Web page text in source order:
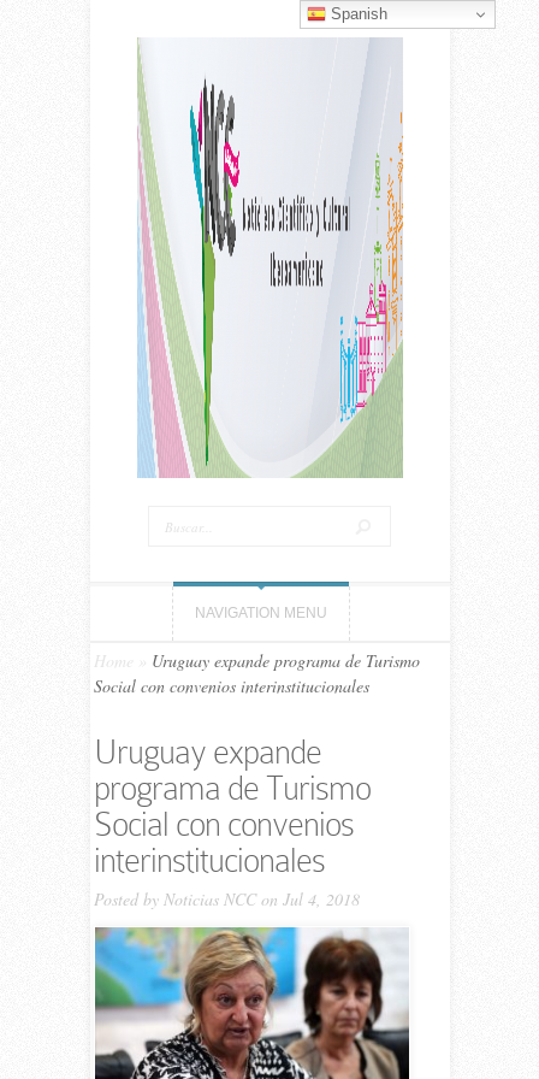
NAVIGATION MENU
Home
Uruguay expande programa de Turismo
Social con convenios interinstitucionales
Uruguay expande
programa de Turismo
Social con convenios
interinstitucionales
Posted by Noticias NCCon Jul 4, 2018
Spanish